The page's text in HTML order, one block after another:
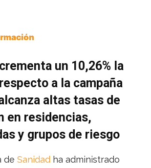
un 10,26% la
a la campaña
altas tasas de
en residencias,
y grupos de riesgo
de Sanidad ha administrado